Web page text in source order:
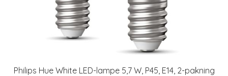
Philips Hue White LED-lampe 5,7 W, P45, E14, 2-pakning